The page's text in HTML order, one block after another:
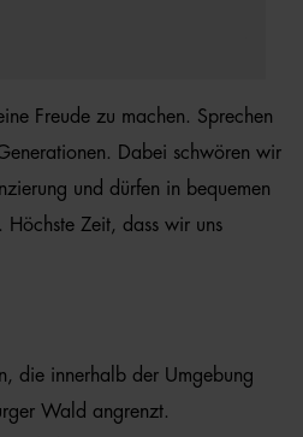
Freude zu machen. Sprechen
Dabei schwören wir
und dürfen in bequemen
Zeit, dass wir uns
die innerhalb der Umgebung
Wald angrenzt.